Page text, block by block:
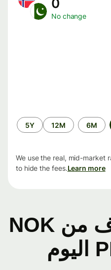
No change
6M
12M
5Y
We use the real, mid-
to hide the fees.Learn more
أسعار الصرف من NOK